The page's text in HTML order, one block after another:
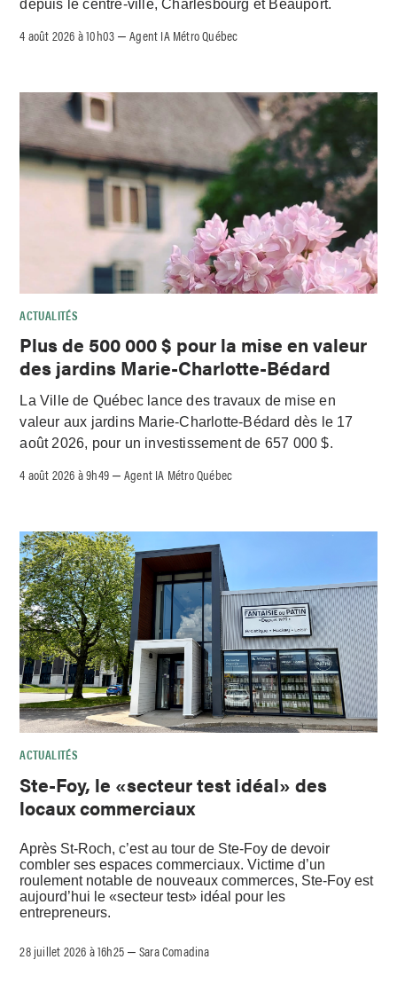
depuis le centre-ville, Charlesbourg et Beauport.
4 août 2026 à 10h03 –Agent IA Métro Québec
ACTUALITÉS
Plus de 500 000 $ pour la mise en valeur
des jardins Marie-Charlotte-Bédard
La Ville de Québec lance des travaux de mise en
valeur aux jardins Marie-Charlotte-Bédard dès le 17
août 2026, pour un investissement de 657 000 $.
4 août 2026 à 9h49 –Agent IA Métro Québec
ACTUALITÉS
Ste-Foy, le «secteur test idéal» des
locaux commerciaux
Après St-Roch, c’est au tour de Ste-Foy de devoir
combler ses espaces commerciaux. Victime d’un
roulement notable de nouveaux commerces, Ste-Foy est
aujourd’hui le «secteur test» idéal pour les
entrepreneurs.
28 juillet 2026 à 16h25 –Sara Comadina